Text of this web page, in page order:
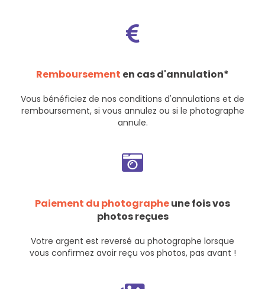
Remboursement en cas d'annulation*
Vous bénéficiez de nos conditions d'annulations et de
remboursement, si vous annulez ou si le photographe
annule.
Paiement du photographeune fois vos
photos reçues
Votre argent est reversé au photographe lorsque
vous confirmez avoir reçu vos photos, pas avant !